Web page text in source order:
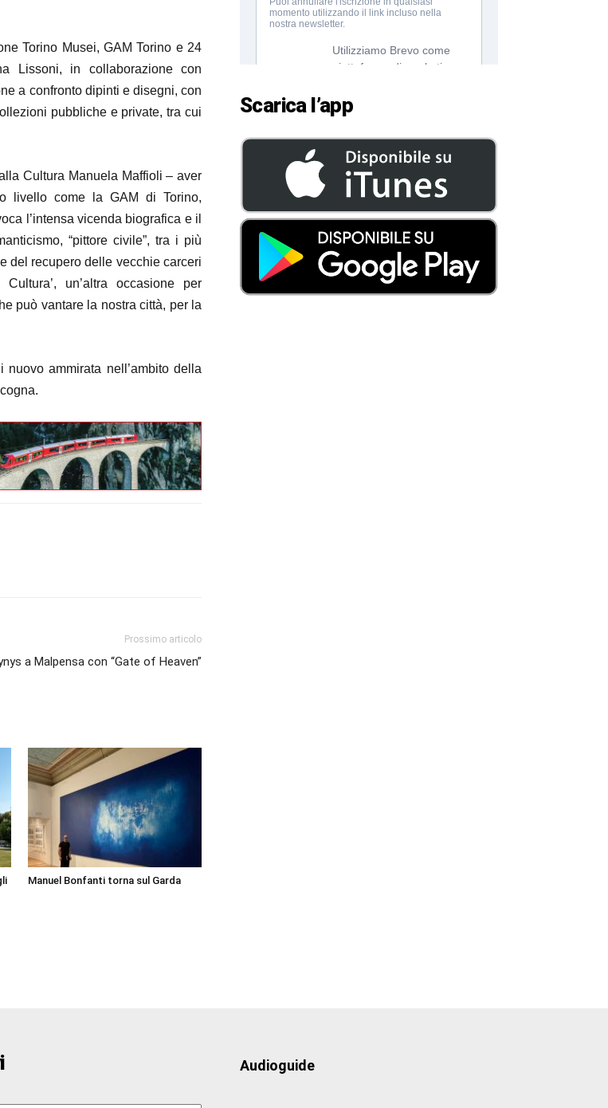
Torino Musei, GAMTorino e 24
Lissoni, in collaborazione con
a confronto dipinti e disegni, con
pubbliche e private, tra cui
Cultura Manuela Maffioli – aver
livello come la GAM di Torino,
’intensa vicenda biografica e il
“pittore civile”, tra i più
del recupero delle vecchie carceri
un’altra occasione per
può vantare la nostra città, per la
ammirata nell’ambito della
Prossimo articolo
a Malpensa con “Gate of Heaven”
Manuel Bonfanti torna sul Garda
Scarica l’app
Audioguide